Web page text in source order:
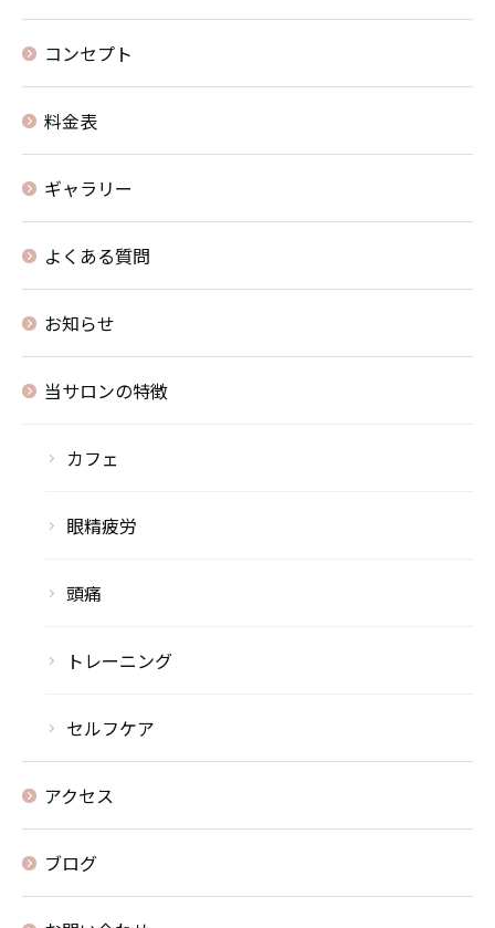
コンセプト
料金表
ギャラリー
よくある質問
お知らせ
当サロンの特徴
カフェ
眼精疲労
頭痛
トレーニング
セルフケア
アクセス
ブログ